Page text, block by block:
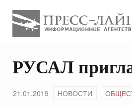
РУСАЛ
21.01.2019 НОВОСТИ